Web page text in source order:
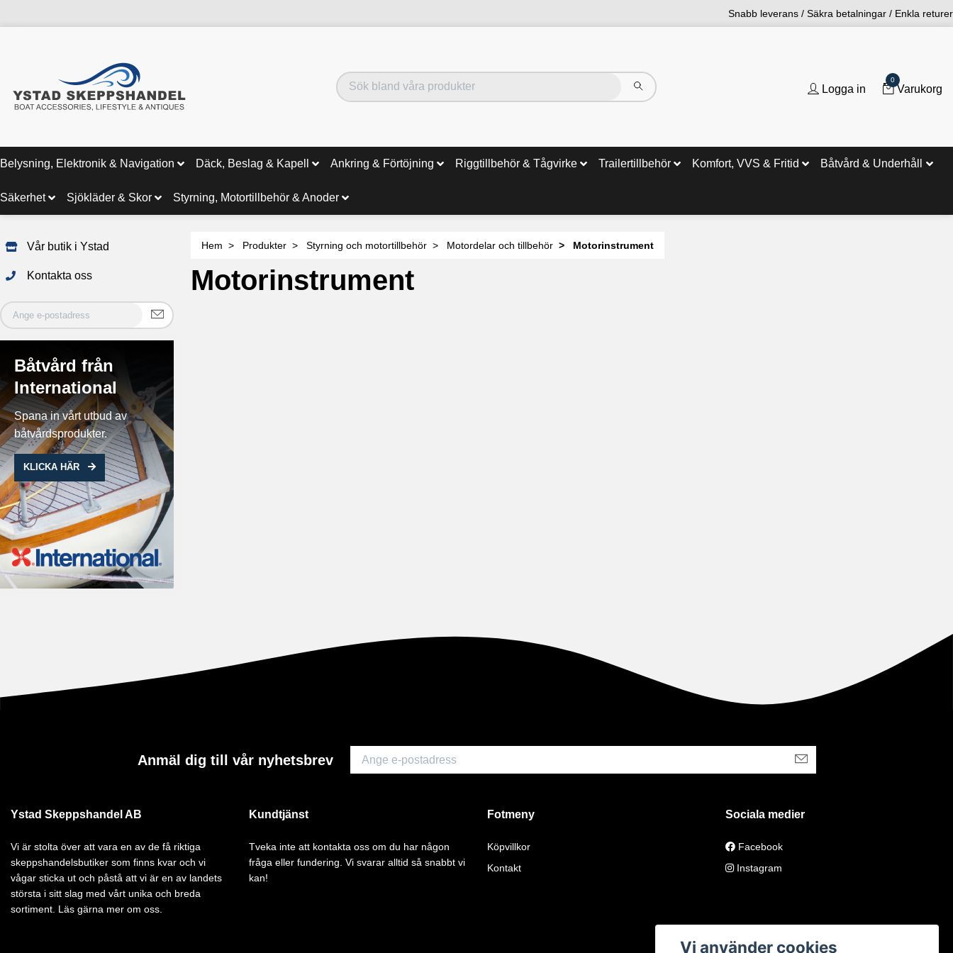
Snabb leverans / Säkra betalningar / Enkla returer
Logga in
0
Varukorg
Belysning, Elektronik & Navigation Däck, Beslag & Kapell Ankring & Förtöjning Riggtillbehör & Tågvirke Trailertillbehör Komfort, VVS & Fritid Båtvård & Underhåll
Säkerhet Sjökläder & Skor Styrning, Motortillbehör & Anoder
Vår butik i Ystad
Kontakta oss
Båtvård från
International
Spana in vårt utbud av
båtvårdsprodukter.
KLICKA HÄR
Hem Produkter Styrning och motortillbehör Motordelar och tillbehör Motorinstrument
Motorinstrument
Anmäl dig till vår nyhetsbrev
Ystad Skeppshandel AB
Vi är stolta över att vara en av de få riktiga
skeppshandelsbutiker som finns kvar och vi
vågar sticka ut och påstå att vi är en av landets
största i sitt slag med vårt unika och breda
sortiment. Läs gärna mer om oss.
Kundtjänst
Tveka inte att kontakta oss om du har någon
fråga eller fundering. Vi svarar alltid så snabbt vi
kan!
Fotmeny
Köpvillkor
Kontakt
Sociala medier
Facebook
Instagram
Vi använder cookies